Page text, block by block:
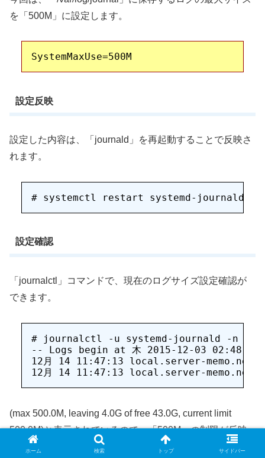
を「500M」に設定します。
設定反映
設定した内容は、「journald」を再起動することで反映さ
れます。
設定確認
「journalctl」コマンドで、現在のログサイズ設定確認が
できます。
# journalctl -u systemd-journald -n 2
-- Logs begin at 木 2015-12-03
12月 14 11:47:13 local.server-
(max 500.0M, leaving 4.0G of free 43.0G, current limit
500.0M)と表示されているので、「500M」の制限が反映
されていることが確認できます。
ホーム 検索 トップ サイドバー